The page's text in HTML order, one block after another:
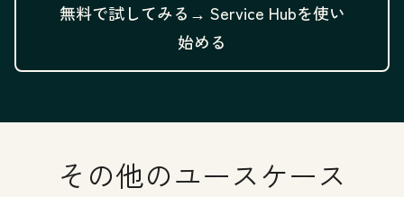
無料で試してみる→ Service Hubを使い
始める
その他のユースケース